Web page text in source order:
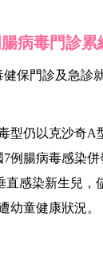
病毒門診累
保門診及急診
型仍以克沙奇A
例腸病毒感染
感染新生兒，
幼童健康狀況。